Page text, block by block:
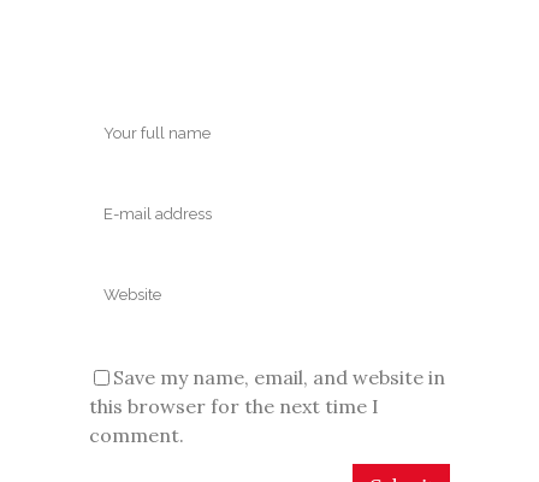
Save my name, email, and website in
this browser for the next time I
comment.